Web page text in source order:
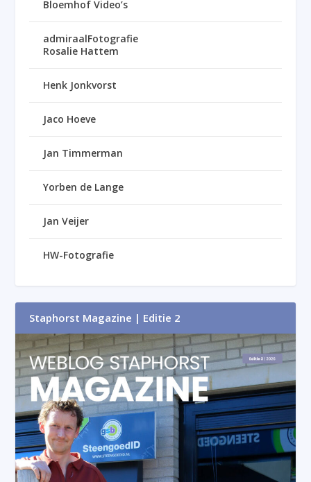
Bloemhof Video’s
admiraalFotografie
Rosalie Hattem
Henk Jonkvorst
Jaco Hoeve
Jan Timmerman
Yorben de Lange
Jan Veijer
HW-Fotografie
Staphorst Magazine | Editie 2